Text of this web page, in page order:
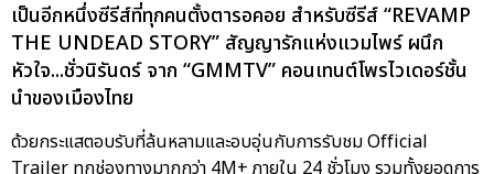
เป็นอีกหนึ่งซีรีส์ที่ทุกคนตั้งตารอคอย สำหรับซีรีส์ “REVAMP
THE UNDEAD STORY” สัญญารักแห่งแวมไพร์ ผนึก
หัวใจ...ชั่วนิรันดร์ จาก “GMMTV” คอนเทนต์โพรไวเดอร์ชั้น
นำของเมืองไทย
ด้วยกระแสตอบรับที่ล้นหลามและอบอุ่นกับการรับชม Official
Trailer ทุกช่องทางมากกว่า 4M+ ภายใน 24 ชั่วโมง รวมทั้งยอดการ